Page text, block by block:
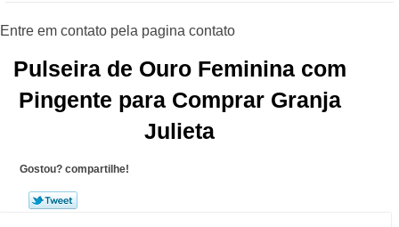
Pulseira de Ouro Feminina com
Pingente para Comprar Granja
Julieta
Gostou? compartilhe!